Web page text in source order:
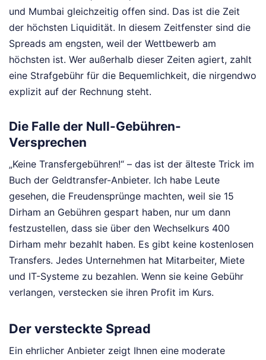
und Mumbai gleichzeitig offen sind. Das ist die Zeit
der höchsten Liquidität. In diesem Zeitfenster sind die
Spreads am engsten, weil der Wettbewerb am
höchsten ist. Wer außerhalb dieser Zeiten agiert, zahlt
eine Strafgebühr für die Bequemlichkeit, die nirgendwo
explizit auf der Rechnung steht.
Die Falle der Null-Gebühren-
Versprechen
„Keine Transfergebühren!“ – das ist der älteste Trick im
Buch der Geldtransfer-Anbieter. Ich habe Leute
gesehen, die Freudensprünge machten, weil sie 15
Dirham an Gebühren gespart haben, nur um dann
festzustellen, dass sie über den Wechselkurs 400
Dirham mehr bezahlt haben. Es gibt keine kostenlosen
Transfers. Jedes Unternehmen hat Mitarbeiter, Miete
und IT-Systeme zu bezahlen. Wenn sie keine Gebühr
verlangen, verstecken sie ihren Profit im Kurs.
Der versteckte Spread
Ein ehrlicher Anbieter zeigt Ihnen eine moderate